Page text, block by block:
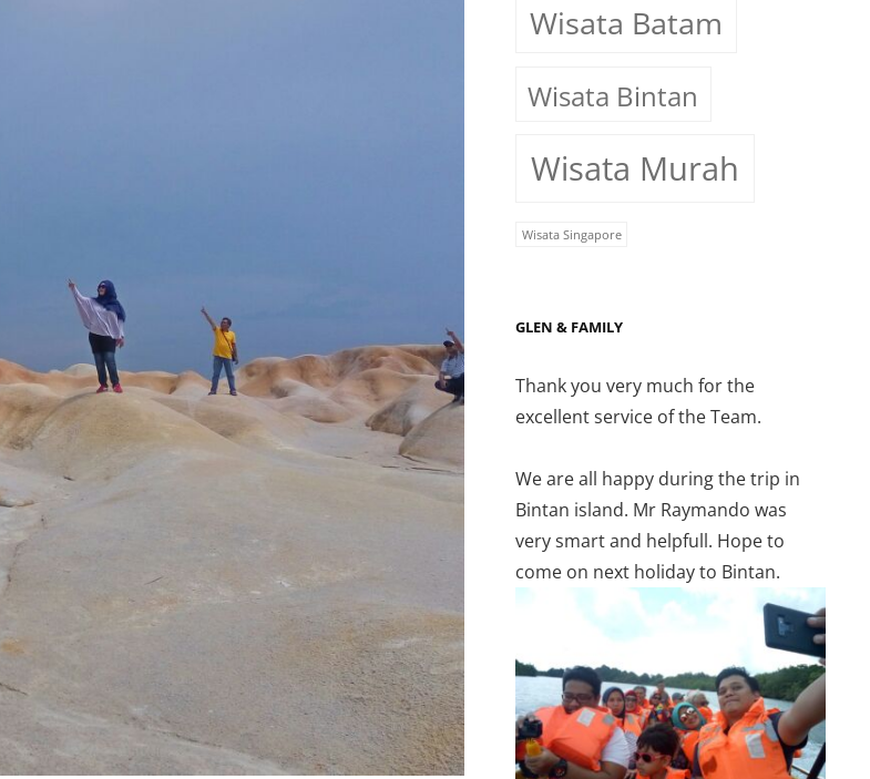
Wisata Batam
Wisata Bintan
Wisata Murah
Wisata Singapore
GLEN & FAMILY
Thank you very much for the
excellent service of the Team.
We are all happy during the trip in
Bintan island. Mr Raymando was
very smart and helpfull. Hope to
come on next holiday to Bintan.